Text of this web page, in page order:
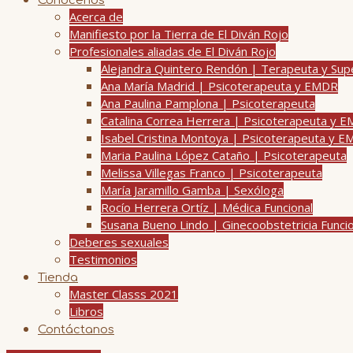
Acerca de
Manifiesto por la Tierra de El Diván Rojo
Profesionales aliadas de El Diván Rojo
Alejandra Quintero Rendón | Terapeuta y
Ana María Madrid | Psicoterapeuta y EMDR
Ana Paulina Pamplona | Psicoterapeuta
Catalina Correa Herrera | Psicoterapeuta y
Isabel Cristina Montoya | Psicoterapeuta y
Maria Paulina López Cataño | Psicoterapeuta
Melissa Villegas Franco | Psicoterapeuta
María Jaramillo Gamba | Sexóloga
Rocío Herrera Ortíz | Médica Funcional
Susana Bueno Lindo | Ginecoobstetricia
Deberes sexuales
Testimonios
Tienda
Master Classs 2021
Libros
Contáctanos